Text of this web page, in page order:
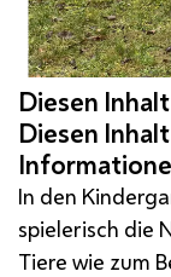
In den
spielerisch die
Tiere wie zum